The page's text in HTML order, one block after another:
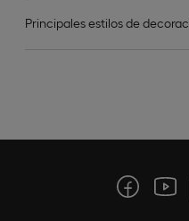
Principales estilos de